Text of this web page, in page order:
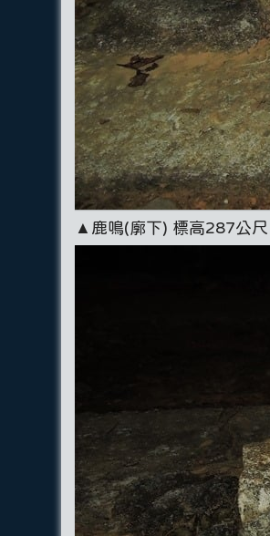
▲鹿鳴(廓下) 標高287公